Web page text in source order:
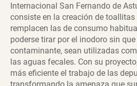
Internacional San Fernando de
consiste en la creación de
remplacen las de consumo
poderse tirar por el inodoro sin
contaminante, sean utilizadas
las aguas fecales. Con su
más eficiente el trabajo de las
transformando la amenaza que